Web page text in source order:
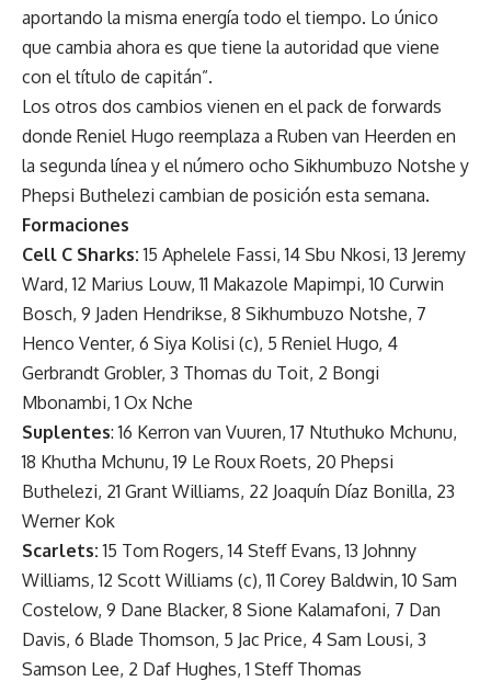
aportando la misma energía todo el tiempo. Lo único
que cambia ahora es que tiene la autoridad que viene
con el título de capitán”.
Los otros dos cambios vienen en el pack de forwards
donde Reniel Hugo reemplaza a Ruben van Heerden en
la segunda línea y el número ocho Sikhumbuzo Notshe y
Phepsi Buthelezi cambian de posición esta semana.
Formaciones
Cell C Sharks: 15 Aphelele Fassi, 14 Sbu Nkosi, 13 Jeremy
Ward, 12 Marius Louw, 11 Makazole Mapimpi, 10 Curwin
Bosch, 9 Jaden Hendrikse, 8 Sikhumbuzo Notshe, 7
Henco Venter, 6 Siya Kolisi (c), 5 Reniel Hugo, 4
Gerbrandt Grobler, 3 Thomas du Toit, 2 Bongi
Mbonambi, 1 Ox Nche
Suplentes: 16 Kerron van Vuuren, 17 Ntuthuko Mchunu,
18 Khutha Mchunu, 19 Le Roux Roets, 20 Phepsi
Buthelezi, 21 Grant Williams, 22 Joaquín Díaz Bonilla, 23
Werner Kok
Scarlets: 15 Tom Rogers, 14 Steff Evans, 13 Johnny
Williams, 12 Scott Williams (c), 11 Corey Baldwin, 10 Sam
Costelow, 9 Dane Blacker, 8 Sione Kalamafoni, 7 Dan
Davis, 6 Blade Thomson, 5 Jac Price, 4 Sam Lousi, 3
Samson Lee, 2 Daf Hughes, 1 Steff Thomas